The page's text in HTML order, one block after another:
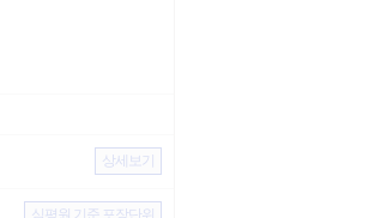
상세보기
심평원 기준 포장단위